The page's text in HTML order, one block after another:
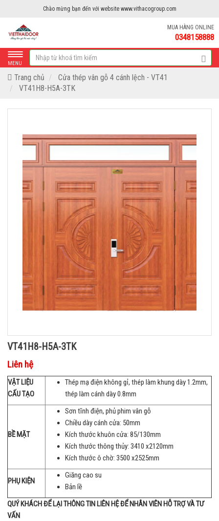
Chào mừng bạn đến với website www.vithacogroup.com
MUA HÀNG ONLINE
0348158888
MENU
Trang chủ
Cửa thép vân gỗ 4 cánh lệch - VT41
VT41H8-H5A-3TK
VT41H8-H5A-3TK
Liên hệ
VẬT LIỆU
CẤU TẠO
Thép mạ điện không gỉ, thép làm khung dày 1.2mm,
thép làm cánh dày 0.8mm
BỀ MẶT
Sơn tĩnh điện, phủ phim vân gỗ
Chiều dày cánh cửa: 50mm
Kích thước khuôn cửa: 85/130mm
Kích thước thông thủy: 3410 x2120mm
Kích thước ô chờ: 3500 x2525mm
PHỤ KIỆN
Giăng cao su
Bản lề
QUÝ KHÁCH ĐỂ LẠI THÔNG TIN LIÊN HỆ ĐỂ NHÂN VIÊN HỖ TRỢ VÀ TƯ
VẤN